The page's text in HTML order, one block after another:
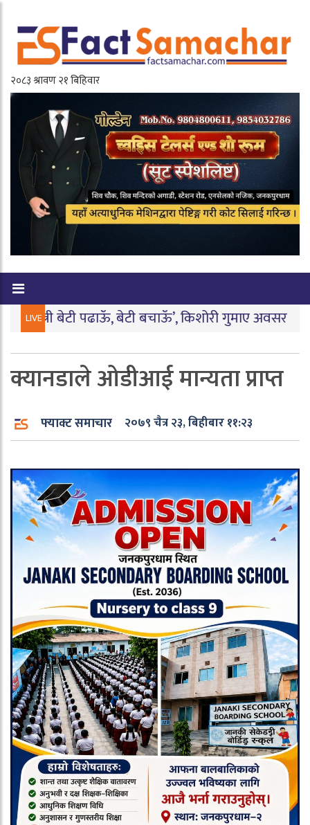
LIVE
बेटी पढाऊँ, बेटी बचाऊँ’, किशोरी गुमाए अवसर|बारामा
क्यानडाले ओडीआई मान्यता प्राप्त
फ्याक्ट समाचार २०७९ चैत्र २३, बिहीबार ११:२३